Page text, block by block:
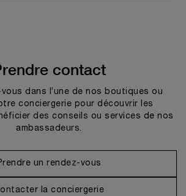
contact
dans l’une de nos boutiques ou
conciergerie pour découvrir les
des conseils ou services de nos
ambassadeurs.
un rendez-vous
la conciergerie